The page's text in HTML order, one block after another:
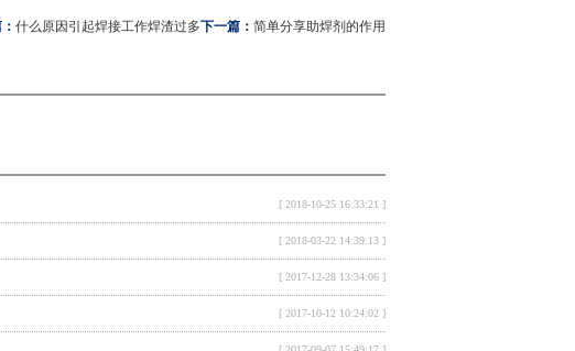
什么原因引起焊接工作焊渣过多下一篇： 简单分享助焊剂的作用
[ 2018-10-25 16:33:21 ]
[ 2018-03-22 14:39:13 ]
[ 2017-12-28 13:34:06 ]
[ 2017-10-12 10:24:02 ]